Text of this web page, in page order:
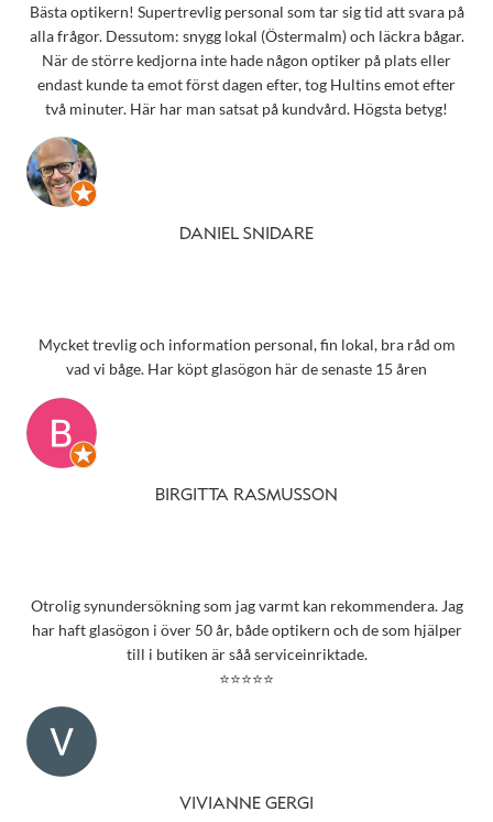
Bästa optikern! Supertrevlig personal som tar sig tid att svara på
alla frågor. Dessutom: snygg lokal (Östermalm) och läckra bågar.
När de större kedjorna inte hade någon optiker på plats eller
endast kunde ta emot först dagen efter, tog Hultins emot efter
två minuter. Här har man satsat på kundvård. Högsta betyg!
DANIEL SNIDARE
Mycket trevlig och information personal, fin lokal, bra råd om
vad vi båge. Har köpt glasögon här de senaste 15 åren
BIRGITTA RASMUSSON
Otrolig synundersökning som jag varmt kan rekommendera. Jag
har haft glasögon i över 50 år, både optikern och de som hjälper
till i butiken är såå serviceinriktade.
⭐⭐⭐⭐⭐
VIVIANNE GERGI